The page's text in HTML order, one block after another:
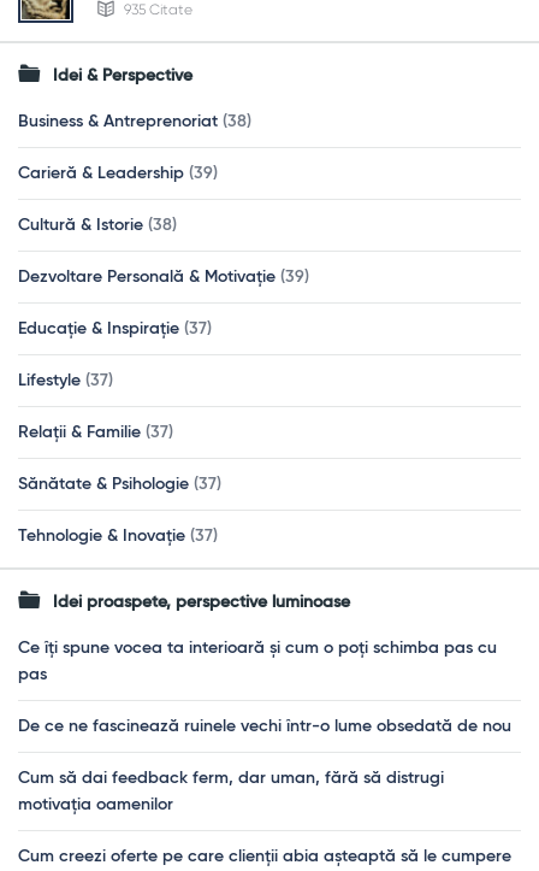
935 Citate
Idei & Perspective
Business & Antreprenoriat (38)
Carieră & Leadership (39)
Cultură & Istorie (38)
Dezvoltare Personală & Motivație (39)
Educație & Inspirație (37)
Lifestyle (37)
Relații & Familie (37)
Sănătate & Psihologie (37)
Tehnologie & Inovație (37)
Idei proaspete, perspective luminoase
Ce îți spune vocea ta interioară și cum o poți schimba pas cu
pas
De ce ne fascinează ruinele vechi într-o lume obsedată de nou
Cum să dai feedback ferm, dar uman, fără să distrugi
motivația oamenilor
Cum creezi oferte pe care clienții abia așteaptă să le cumpere